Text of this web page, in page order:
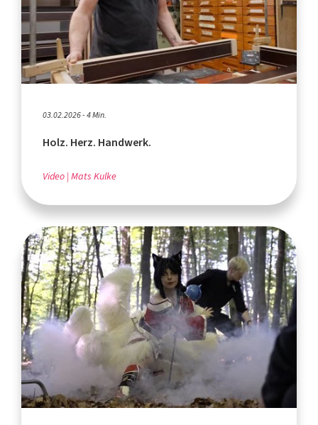
03.02.2026 - 4 Min.
Holz. Herz. Handwerk.
Video Mats Kulke